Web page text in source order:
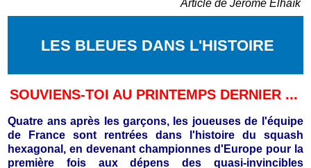
Article de Jérôme Elhaïk
LES BLEUES DANS L'HISTOIRE
SOUVIENS-TOI AU PRINTEMPS DERNIER ...
Quatre ans après les garçons, les joueuses de l'équipe
de France sont rentrées dans l'histoire du squash
hexagonal, en devenant championnes d'Europe pour la
première fois aux dépens des quasi-invincibles